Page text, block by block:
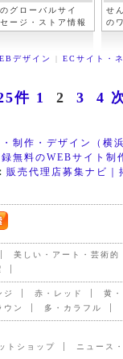
グローバルサイ
ージ・ストア情報
せ
の
デザイン | ECサイト・
件 1 2 3 4
制作・デザイン（横
無料のWEBサイト制
販売代理店募集ナビ｜
美しい・アート・芸術的
ジ 赤・レッド 黄
ウン 多・カラフル
トショップ ニュース